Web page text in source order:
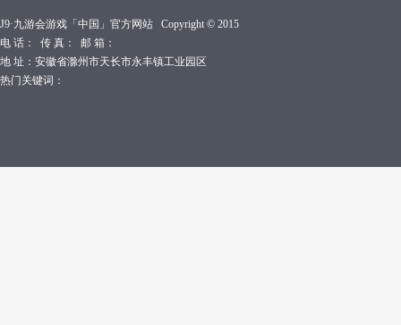
J9·九游会游戏「中国」官方网站 Copyright © 2015
电 话： 传 真： 邮 箱：
地 址：安徽省滁州市天长市永丰镇工业园区
热门关键词：